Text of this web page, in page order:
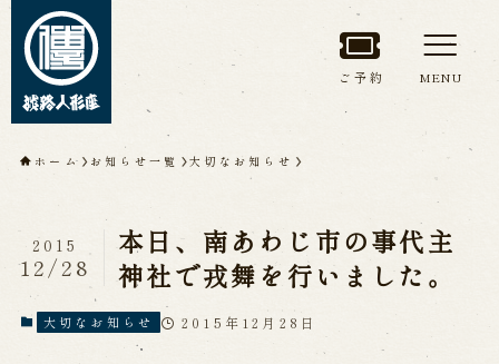
トップページ
淡路人形座について
淡路人形座とは
座員紹介
人間国宝 故鶴澤友路師匠
淡路人形座の成り立ち
淡路人形座で研修した人々
淡路人形浄瑠璃を受け継いで
ご予約 MENU
ホーム お知らせ一覧 大切なお知らせ
本日、南あわじ市の事代主
神社で戎舞を行いました。
2015
12/28
大切なお知らせ 2015年12月28日